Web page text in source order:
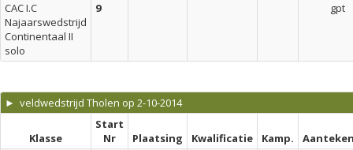
CAC I.C
Najaarswedstrijd
Continentaal II
solo
9 gpt
► veldwedstrijd Tholen op 2-10-2014
Klasse
Start
Nr
Plaatsing Kwalificatie Kamp.